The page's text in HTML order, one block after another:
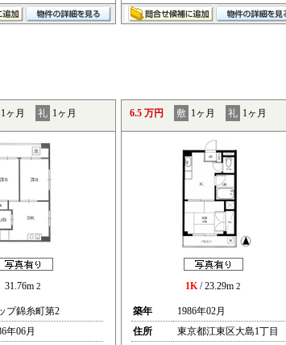
1ヶ月 礼 1ヶ月
31.76m 2
プ錦糸町第2
年06月
6.5 万円 敷 1ヶ月 礼 1ヶ月
1K/ 23.29m 2
築年
1986年02月
住所
東京都江東区大島1丁目